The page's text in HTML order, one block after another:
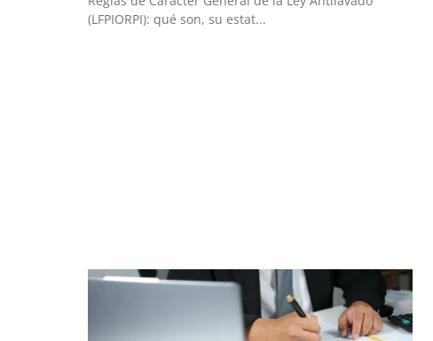
(LFPIORPI): qué son, su estat...